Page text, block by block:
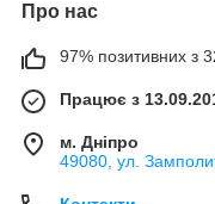
Про нас
97% позитивних з
Працює з
м. Дніпро
49080, ул.